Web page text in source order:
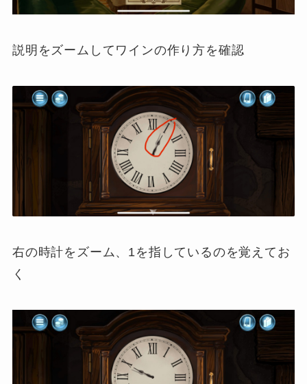
説明をズームしてワインの作り方を確認
右の時計をズーム、1を指しているのを覚えてお
く